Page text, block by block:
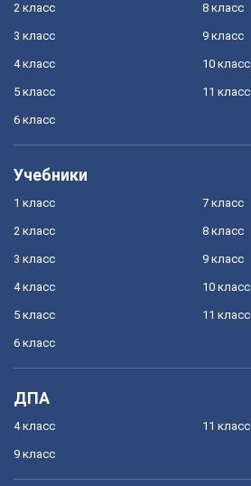
2 класс
3 класс
4 класс
5 класс
6 класс
8 класс
9 класс
10 класс
11 класс
Учебники
1 класс
2 класс
3 класс
4 класс
5 класс
6 класс
7 класс
8 класс
9 класс
10 класс
11 класс
ДПА
4 класс
9 класс
11 класс